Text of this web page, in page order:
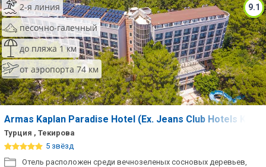
9.1
2-я линия
песочно-галечный
до пляжа 1 км
от аэропорта 74 км
Armas Kaplan Paradise Hotel (Ex. Jeans Club Hotels
Турция , Текирова
5 звёзд
Отель расположен среди вечнозеленых сосновых деревьев,